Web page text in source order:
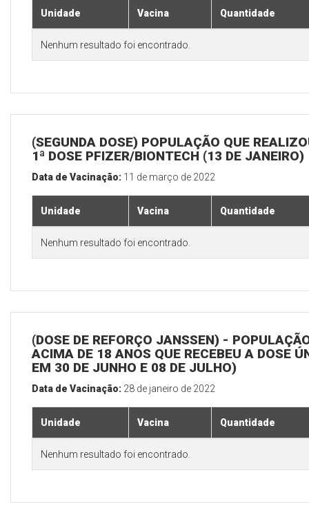
Unidade Vacina Quantidade
Nenhum resultado foi encontrado.
(SEGUNDA DOSE) POPULAÇÃO QUE
1ª DOSE PFIZER/BIONTECH (13 DE JANEIRO)
Data de Vacinação: 11 de março de 2022
Unidade Vacina Quantidade
Nenhum resultado foi encontrado.
(DOSE DE REFORÇO JANSSEN) -
ACIMA DE 18 ANOS QUE RECEBEU A DOSE
EM 30 DE JUNHO E 08 DE JULHO)
Data de Vacinação: 28 de janeiro de 2022
Unidade Vacina Quantidade
Nenhum resultado foi encontrado.